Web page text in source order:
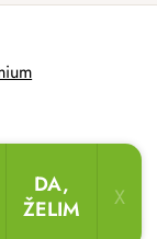
sada uz popust
DA,
ŽELIM
X